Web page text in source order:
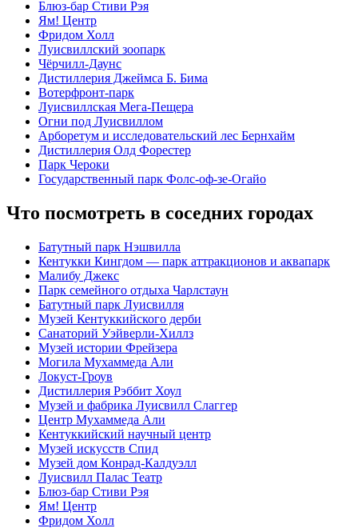
Блюз-бар Стиви Рэя
Ям! Центр
Фридом Холл
Луисвиллский зоопарк
Чёрчилл-Даунс
Дистиллерия Джеймса Б. Бима
Вотерфронт-парк
Луисвиллская Мега-Пещера
Огни под Луисвиллом
Арборетум и исследовательский лес Бернхайм
Дистиллерия Олд Форестер
Парк Чероки
Государственный парк Фолс-оф-зе-Огайо
Что посмотреть в соседних городах
Батутный парк Нэшвилла
Кентукки Кингдом — парк аттракционов и аквапарк
Малибу Джекс
Парк семейного отдыха Чарлстаун
Батутный парк Луисвилля
Музей Кентуккийского дерби
Санаторий Уэйверли-Хиллз
Музей истории Фрейзера
Могила Мухаммеда Али
Локуст-Гроув
Дистиллерия Рэббит Хоул
Музей и фабрика Луисвилл Слаггер
Центр Мухаммеда Али
Кентуккийский научный центр
Музей искусств Спид
Музей дом Конрад-Калдуэлл
Луисвилл Палас Театр
Блюз-бар Стиви Рэя
Ям! Центр
Фридом Холл